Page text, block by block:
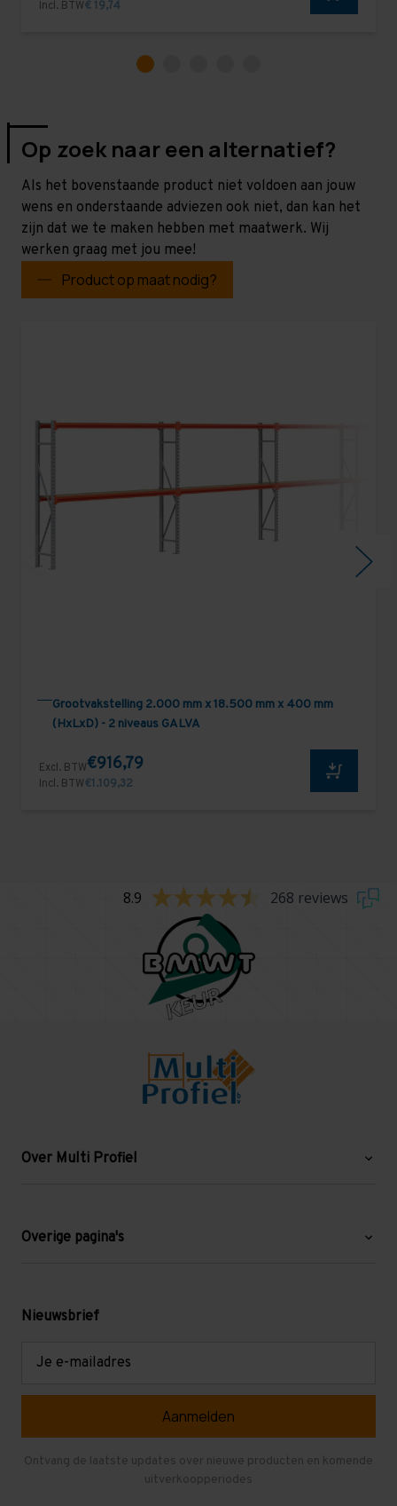
Incl. BTW€ 19,74
Op zoek naar een alternatief?
Als het bovenstaande product niet voldoen aan jouw
wens en onderstaande adviezen ook niet, dan kan het
zijn dat we te maken hebben met maatwerk. Wij
werken graag met jou mee!
Product op maat nodig?
Grootvakstelling 2.000 mm x 18.500 mm x 400 mm
(HxLxD) - 2 niveaus GALVA
Excl. BTW€916,79
Incl. BTW€1.109,32
8.9 268 reviews
Over Multi Profiel
Blog
Levering en afhalen
Overige pagina's
Mezzanine
Gebruikte entresolvloeren
Nieuwsbrief
Ontvang de laatste updates over nieuwe producten en komende
uitverkoopperiodes